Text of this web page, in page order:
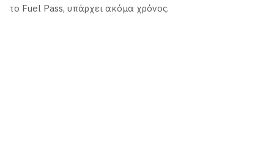
το Fuel Pass, υπάρχει ακόμα χρόνος.